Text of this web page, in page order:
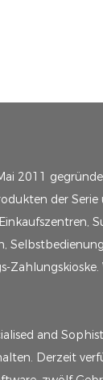
2011
der
and
Derzeit